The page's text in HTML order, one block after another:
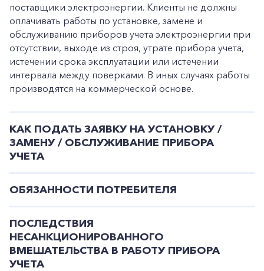
поставщики электроэнергии. Клиенты не должны
оплачивать работы по установке, замене и
обслуживанию приборов учета электроэнергии при
отсутствии, выходе из строя, утрате прибора учета,
истечении срока эксплуатации или истечении
интервала между поверками. В иных случаях работы
производятся на коммерческой основе.
КАК ПОДАТЬ ЗАЯВКУ НА УСТАНОВКУ /
ЗАМЕНУ / ОБСЛУЖИВАНИЕ ПРИБОРА
УЧЕТА
ОБЯЗАННОСТИ ПОТРЕБИТЕЛЯ
ПОСЛЕДСТВИЯ
НЕСАНКЦИОНИРОВАННОГО
ВМЕШАТЕЛЬСТВА В РАБОТУ ПРИБОРА
УЧЕТА